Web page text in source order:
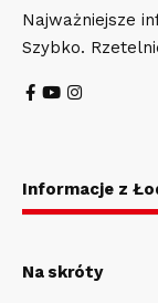
Najważniejsze
Szybko.
Informacje z
Na skróty